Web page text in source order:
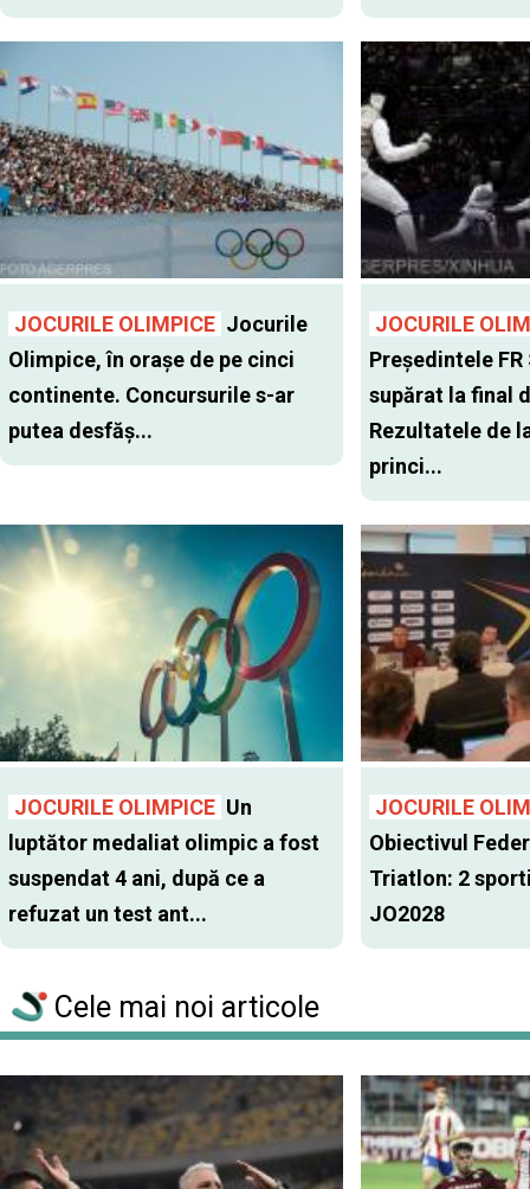
JOCURILE OLIMPICE Jocurile
Olimpice, în oraşe de pe cinci
continente. Concursurile s-ar
putea desfăş...
JOCURILE
Preşedintele
supărat la final
Rezultatele de
princi...
JOCURILE OLIMPICE Un
luptător medaliat olimpic a fost
suspendat 4 ani, după ce a
refuzat un test ant...
JOCURILE
Obiectivul
Triatlon: 2
JO2028
Cele mai noi articole